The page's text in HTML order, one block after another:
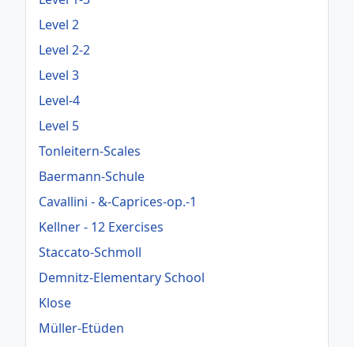
Level 2
Level 2-2
Level 3
Level-4
Level 5
Tonleitern-Scales
Baermann-Schule
Cavallini - &-Caprices-op.-1
Kellner - 12 Exercises
Staccato-Schmoll
Demnitz-Elementary School
Klose
Müller-Etüden